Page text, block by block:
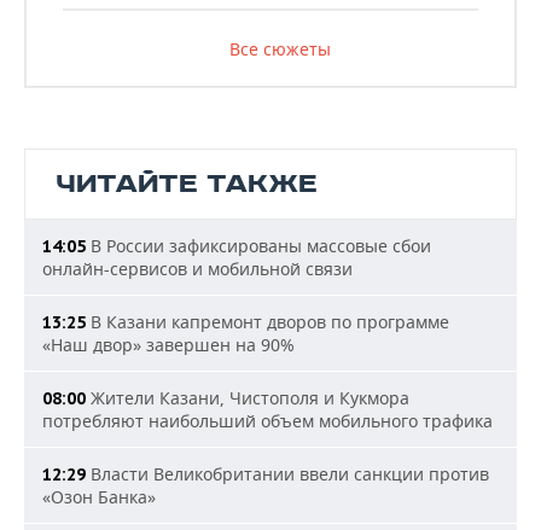
Все сюжеты
ЧИТАЙТЕ ТАКЖЕ
14:05 В России зафиксированы массовые сбои
онлайн-сервисов и мобильной связи
13:25 В Казани капремонт дворов по программе
«Наш двор» завершен на 90%
08:00 Жители Казани, Чистополя и Кукмора
потребляют наибольший объем мобильного трафика
12:29 Власти Великобритании ввели санкции против
«Озон Банка»